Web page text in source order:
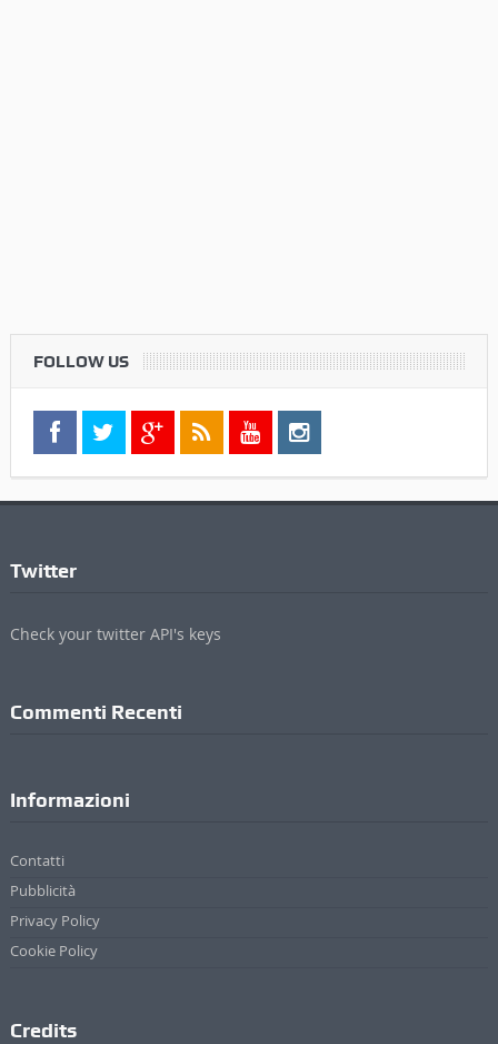
FOLLOW US
Twitter
Check your twitter API's keys
Commenti Recenti
Informazioni
Contatti
Pubblicità
Privacy Policy
Cookie Policy
Credits